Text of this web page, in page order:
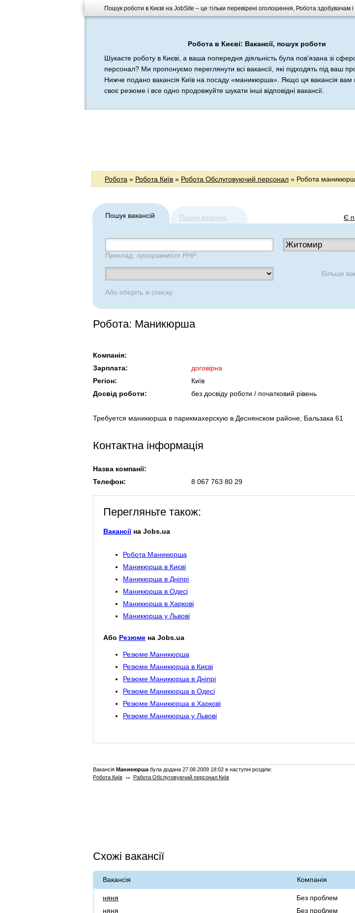
Пошук роботи в Києві на JobSite – це тільки перевірені оголошення, Робота здобувачам
Робота в Києві: Вакансії, пошук роботи
Шукаєте роботу в Києві, а ваша попередня діяльність була пов'язана зі
персонал? Ми пропонуємо переглянути всі вакансії, які підходять під ваш
Нижче подано вакансія Київ на посаду «маникюрша». Якщо ця вакансія вам
своє резюме і все одно продовжуйте шукати інші відповідні вакансії.
Робота » Робота Київ » Робота Обслуговуючий персонал » Робота
Пошук вакансій Пошук резюме Є
Приклад: программіст PHP
Більше
Або оберіть зі списку
Робота: Маникюрша
Компанія:
Зарплата:
договірна
Регіон:
Київ
Досвід роботи:
без досвіду роботи / початковий рівень
Требуется маникюрша в парикмахерскую в Деснянском районе, Бальзака 61
Контактна інформація
Назва компанії:
Телефон:
8 067 763 80 29
Перегляньте також:
Вакансіїна Jobs.ua
Робота Маникюрша
Маникюрша в Києві
Маникюрша в Дніпрі
Маникюрша в Одесі
Маникюрша в Харкові
Маникюрша у Львові
Або Резюме на Jobs.ua
Резюме Маникюрша
Резюме Маникюрша в Києві
Резюме Маникюрша в Дніпрі
Резюме Маникюрша в Одесі
Резюме Маникюрша в Харкові
Резюме Маникюрша у Львові
Вакансія Маникюрша була додана 27.08.2009 18:02 в наступні розділи:
Робота Київ → Работа Обслуговуючий персонал Київ
Схожі вакансії
Вакансія Компанія
няня Без проблем
няня
Без проблем